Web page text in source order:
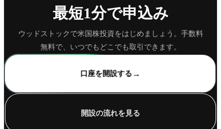
最短1分で申込み
ウッドストックで米国株投資をはじめましょう。手数料
無料で、いつでもどこでも取引できます。
口座を開設する→
開設の流れを見る